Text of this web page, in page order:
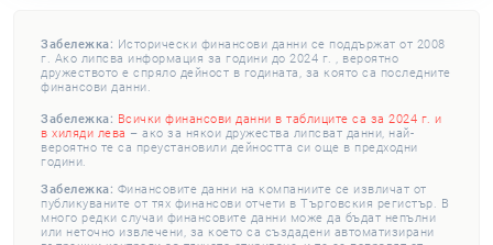
Забележка: Исторически финансови данни се поддържат от 2008
г. Ако липсва информация за години до 2024 г. , вероятно
дружеството е спряло дейност в годината, за която са последните
финансови данни.
Забележка: Всички финансови данни в таблиците са за 2024 г. и
в хиляди лева – ако за някои дружества липсват данни, най-
вероятно те са преустановили дейността си още в предходни
години.
Забележка: Финансовите данни на компаниите се извличат от
публикуваните от тях финансови отчети в Търговския регистър. В
много редки случаи финансовите данни може да бъдат непълни
или неточно извлечени, за което са създадени автоматизирани